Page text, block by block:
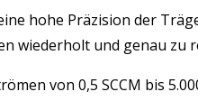
hohe Präzision der
wiederholt und genau zu
von 0,5 SCCM bis